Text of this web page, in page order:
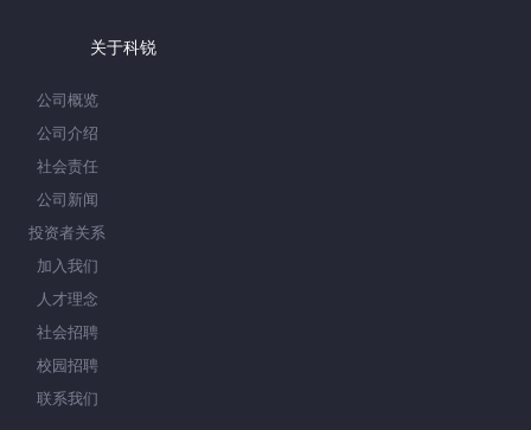
关于科锐
公司概览
公司介绍
社会责任
公司新闻
投资者关系
加入我们
人才理念
社会招聘
校园招聘
联系我们